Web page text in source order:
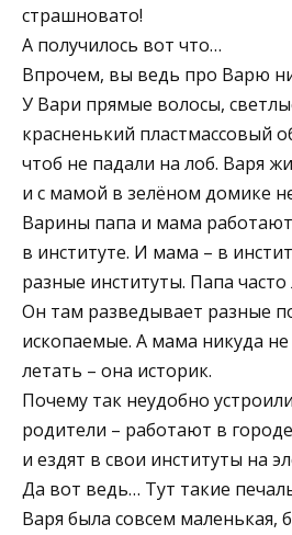
страшновато!
А получилось вот что…
Впрочем, вы ведь про Варю
У Вари прямые волосы,
красненький пластмассовый
чтоб не падали на лоб. Варя
и с мамой в зелёном домике
Варины папа и мама
в институте. И мама – в
разные институты. Папа
Он там разведывает разные
ископаемые. А мама никуда не
летать – она историк.
Почему так неудобно
родители – работают в
и ездят в свои институты на
Да вот ведь… Тут такие
Варя была совсем маленькая,